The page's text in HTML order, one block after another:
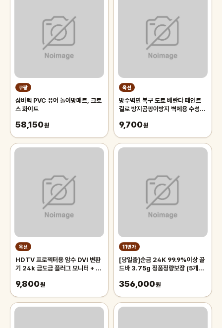
쿠팡
삼바텍 PVC 퓨어 놀이방매트, 크로
스 화이트
58,150원
옥션
방수벽면 복구 도료 베란다 페인트
결로 방지곰팡이방지 벽체용 수성 화
9,700원
옥션
HDTV 프로젝터용 암수 DVI 변환
기 24k 금도금 플러그 모니터 + 1
1080P
9,800원
11번가
[당일출]순금 24K 99.9%이상 골
드바 3.75g 정품정량보장 (5개이
356,000원